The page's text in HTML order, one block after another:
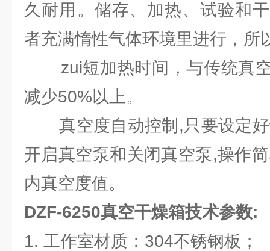
久耐用。储存、加热、试验和
者充满惰性气体环境里进行，所
zui短加热时间，与传统真空
减少50%以上。
真空度自动控制,只要设定好
开启真空泵和关闭真空泵,操作
内真空度值。
DZF-6250真空干燥箱技术参数:
1. 工作室材质：304不锈钢板；